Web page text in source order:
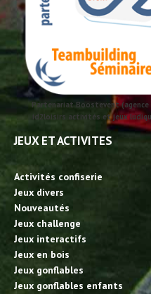
Partenariat Boostevent
id2loisirs activités et jeux
JEUX ET ACTIVITES
Activités confiserie
Jeux divers
Nouveautés
Jeux challenge
Jeux interactifs
Jeux en bois
Jeux gonflables
Jeux gonflables enfants